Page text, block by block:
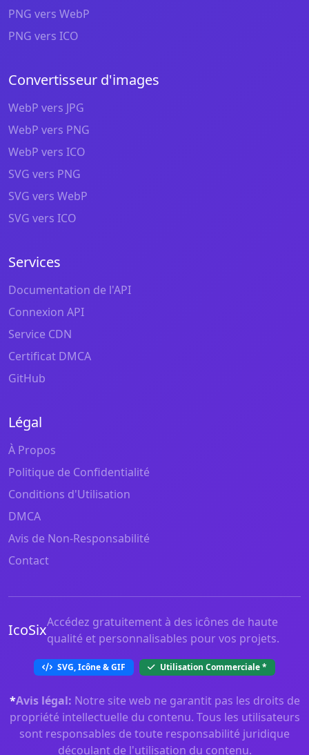
PNG vers WebP
PNG vers ICO
Convertisseur d'images
WebP vers JPG
WebP vers PNG
WebP vers ICO
SVG vers PNG
SVG vers WebP
SVG vers ICO
Services
Documentation de l'API
Connexion API
Service CDN
Certificat DMCA
GitHub
Légal
À Propos
Politique de Confidentialité
Conditions d'Utilisation
DMCA
Avis de Non-Responsabilité
Contact
IcoSixAccédez gratuitement à des icônes de haute
qualité et personnalisables pour vos projets.
SVG, Icône & GIF Utilisation Commerciale*
*Avis légal: Notre site web ne garantit pas les droits de
propriété intellectuelle du contenu. Tous les utilisateurs
sont responsables de toute responsabilité juridique
découlant de l'utilisation du contenu.